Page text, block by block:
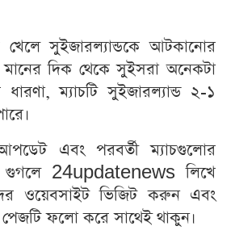
খেলে সুইজারল্যান্ডকে আটকানোর
মানের দিক থেকে সুইসরা অনেকটা
ম্যাচটি সুইজারল্যান্ড ২-১
এবং পরবর্তী ম্যাচগুলোর
গুগলে 24updatenews লিখে
ওয়েবসাইট ভিজিট করুন এবং
ফলো করে সাথেই থাকুন।